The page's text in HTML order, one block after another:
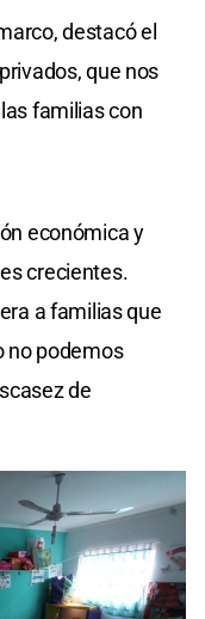
destacó el
que nos
familias con
económica y
crecientes.
a familias que
no podemos
de